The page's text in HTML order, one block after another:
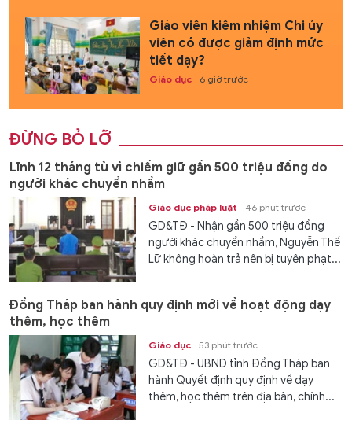
Giáo viên kiêm nhiệm Chi ủy
viên có được giảm định mức
tiết dạy?
Giáo dục 6 giờ trước
ĐỪNG BỎ LỠ
Lĩnh 12 tháng tù vì chiếm giữ gần 500 triệu đồng do
người khác chuyển nhầm
Giáo dục pháp luật 46 phút trước
GD&TĐ - Nhận gần 500 triệu đồng
người khác chuyển nhầm, Nguyễn Thế
Lữ không hoàn trả nên bị tuyên phạt...
Đồng Tháp ban hành quy định mới về hoạt động dạy
thêm, học thêm
Giáo dục 53 phút trước
GD&TĐ - UBND tỉnh Đồng Tháp ban
hành Quyết định quy định về dạy
thêm, học thêm trên địa bàn, chính...